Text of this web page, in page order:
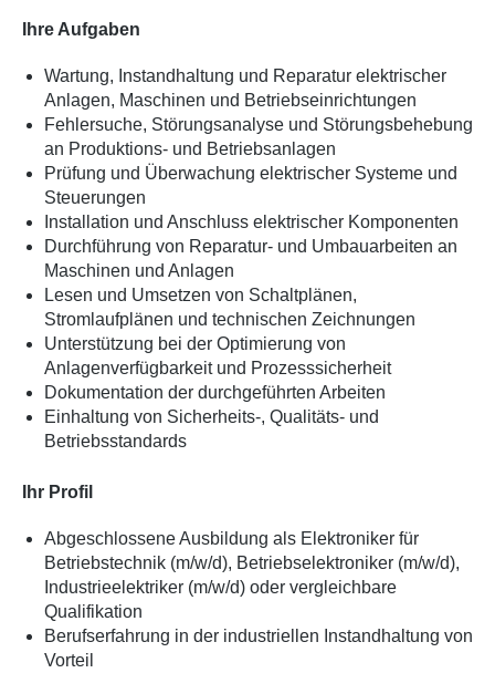
Ihre Aufgaben
Wartung, Instandhaltung und Reparatur elektrischer
Anlagen, Maschinen und Betriebseinrichtungen
Fehlersuche, Störungsanalyse und Störungsbehebung
an Produktions- und Betriebsanlagen
Prüfung und Überwachung elektrischer Systeme und
Steuerungen
Installation und Anschluss elektrischer Komponenten
Durchführung von Reparatur- und Umbauarbeiten an
Maschinen und Anlagen
Lesen und Umsetzen von Schaltplänen,
Stromlaufplänen und technischen Zeichnungen
Unterstützung bei der Optimierung von
Anlagenverfügbarkeit und Prozesssicherheit
Dokumentation der durchgeführten Arbeiten
Einhaltung von Sicherheits-, Qualitäts- und
Betriebsstandards
Ihr Profil
Abgeschlossene Ausbildung als Elektroniker für
Betriebstechnik (m/w/d), Betriebselektroniker (m/w/d),
Industrieelektriker (m/w/d) oder vergleichbare
Qualifikation
Berufserfahrung in der industriellen Instandhaltung von
Vorteil